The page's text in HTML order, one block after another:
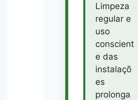
Limpeza
regular e
uso
conscient
e das
instalaçõ
es
prolonga